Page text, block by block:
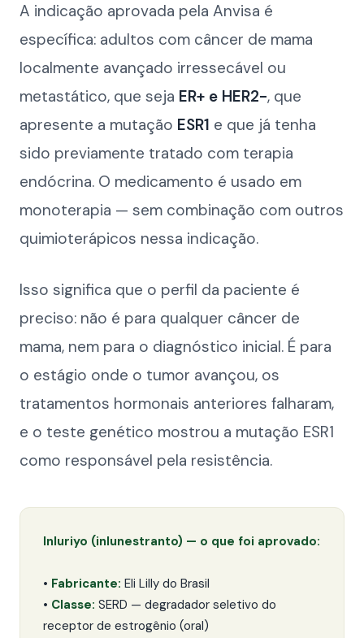
A indicação aprovada pela Anvisa é
específica: adultos com câncer de mama
localmente avançado irressecável ou
metastático, que seja ER+ e HER2-, que
apresente a mutação ESR1 e que já tenha
sido previamente tratado com terapia
endócrina. O medicamento é usado em
monoterapia — sem combinação com outros
quimioterápicos nessa indicação.
Isso significa que o perfil da paciente é
preciso: não é para qualquer câncer de
mama, nem para o diagnóstico inicial. É para
o estágio onde o tumor avançou, os
tratamentos hormonais anteriores falharam,
e o teste genético mostrou a mutação ESR1
como responsável pela resistência.
Inluriyo (inlunestranto) — o que foi aprovado:
• Fabricante: Eli Lilly do Brasil
• Classe: SERD — degradador seletivo do
receptor de estrogênio (oral)